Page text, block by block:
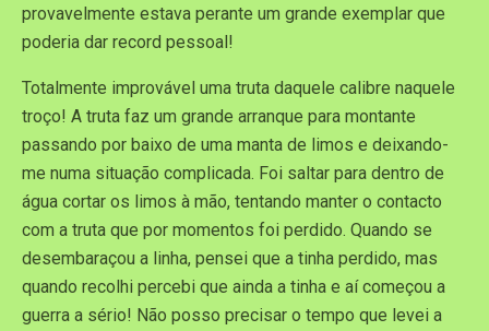
provavelmente estava perante um grande exemplar que
poderia dar record pessoal!
Totalmente improvável uma truta daquele calibre naquele
troço! A truta faz um grande arranque para montante
passando por baixo de uma manta de limos e deixando-
me numa situação complicada. Foi saltar para dentro de
água cortar os limos à mão, tentando manter o contacto
com a truta que por momentos foi perdido. Quando se
desembaraçou a linha, pensei que a tinha perdido, mas
quando recolhi percebi que ainda a tinha e aí começou a
guerra a sério! Não posso precisar o tempo que levei a